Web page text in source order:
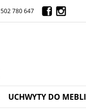
502 780 647
UCHWYTY DO MEBLI